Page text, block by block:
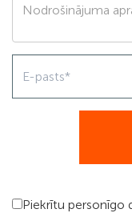
Piekrītu personīgo